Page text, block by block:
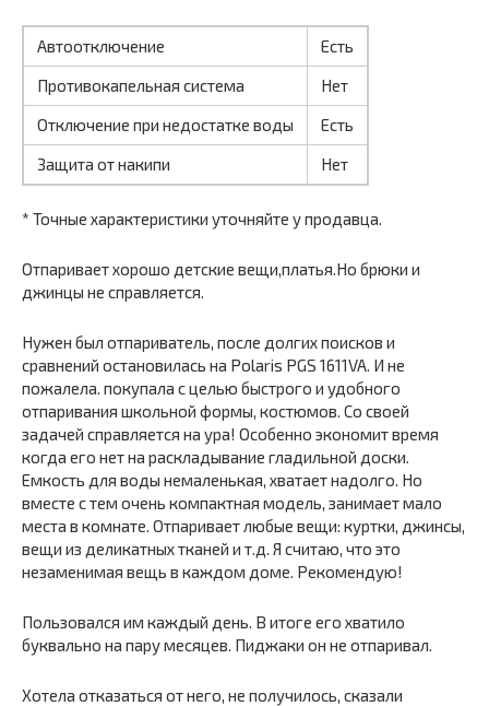
Автоотключение
Есть
Противокапельная система
Нет
Отключение при недостатке воды
Есть
Защита от накипи
Нет
* Точные характеристики уточняйте у продавца.
Отпаривает хорошо детские вещи,платья.Но брюки и
джинцы не справляется.
Нужен был отпариватель, после долгих поисков и
сравнений остановилась на Polaris PGS 1611VA. И не
пожалела. покупала с целью быстрого и удобного
отпаривания школьной формы, костюмов. Со своей
задачей справляется на ура! Особенно экономит время
когда его нет на раскладывание гладильной доски.
Емкость для воды немаленькая, хватает надолго. Но
вместе с тем очень компактная модель, занимает мало
места в комнате. Отпаривает любые вещи: куртки, джинсы,
вещи из деликатных тканей и т.д. Я считаю, что это
незаменимая вещь в каждом доме. Рекомендую!
Пользовался им каждый день. В итоге его хватило
буквально на пару месяцев. Пиджаки он не отпаривал.
Хотела отказаться от него, не получилось, сказали